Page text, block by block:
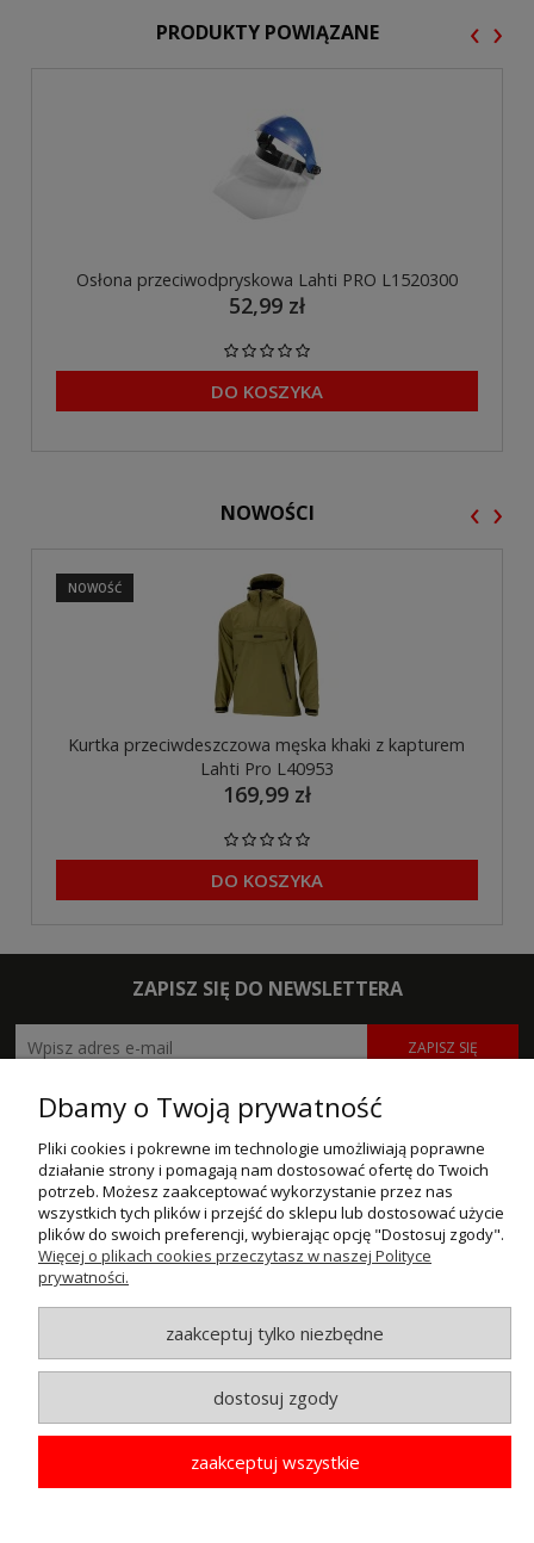
PRODUKTY POWIĄZANE
Osłona przeciwodpryskowa Lahti PRO L1520300
52,99 zł
DO KOSZYKA
‹ ›
NOWOŚCI
Kurtka przeciwdeszczowa męska khaki z kapturem
Lahti Pro L40953
169,99 zł
DO KOSZYKA
NOWOŚĆ
‹ ›
ZAPISZ SIĘ DO NEWSLETTERA
ZAPISZ SIĘ
POMOC
MOJE KONTO
PŁATNOŚCI I DOSTAWA
INFORMACJE
pokaż pełną wersję strony
Dbamy o Twoją prywatność
Pliki cookies i pokrewne im technologie umożliwiają poprawne
działanie strony i pomagają nam dostosować ofertę do Twoich
potrzeb. Możesz zaakceptować wykorzystanie przez nas
wszystkich tych plików i przejść do sklepu lub dostosować użycie
plików do swoich preferencji, wybierając opcję "Dostosuj zgody".
Więcej o plikach cookies przeczytasz w naszej Polityce
prywatności.
zaakceptuj tylko niezbędne
dostosuj zgody
zaakceptuj wszystkie